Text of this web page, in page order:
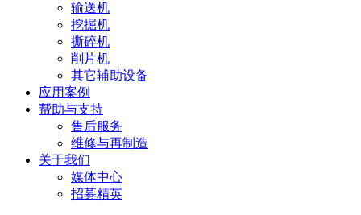
输送机
挖掘机
撕碎机
削片机
其它辅助设备
应用案例
帮助与支持
售后服务
维修与再制造
关于我们
媒体中心
招募精英